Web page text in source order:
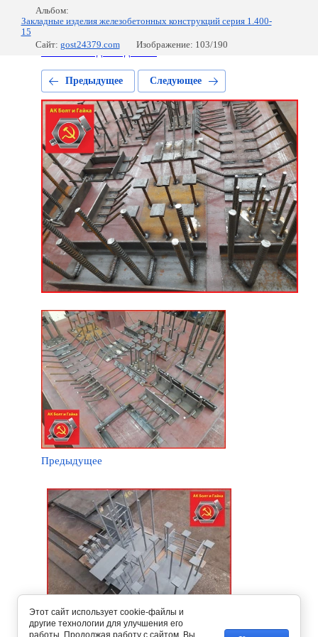
Альбом:
Закладные изделия железобетонных конструкций серия 1.400-
15
Сайт: gost24379.com Изображение: 103/190
МН 3 закладные детали
Предыдущее Следующее
Предыдущее
Этот сайт использует cookie-файлы и
другие технологии для улучшения его
работы. Продолжая работу с сайтом, Вы